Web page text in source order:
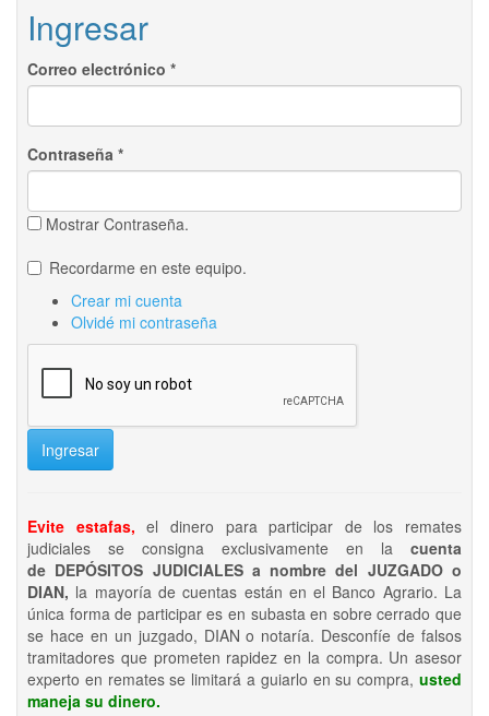
Ingresar
Correo electrónico *
Contraseña *
Mostrar Contraseña.
Recordarme en este equipo.
Crear mi cuenta
Olvidé mi contraseña
Ingresar
Evite estafas, el dinero para participar de los remates
judiciales se consigna exclusivamente en la cuenta
de DEPÓSITOS JUDICIALES a nombre del JUZGADO o
DIAN, la mayoría de cuentas están en el Banco Agrario. La
única forma de participar es en subasta en sobre cerrado que
se hace en un juzgado, DIAN o notaría. Desconfíe de falsos
tramitadores que prometen rapidez en la compra. Un asesor
experto en remates se limitará a guiarlo en su compra, usted
maneja su dinero.